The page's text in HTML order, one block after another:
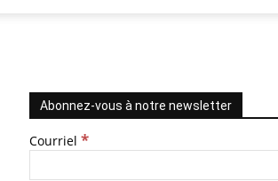
Abonnez-vous à notre newsletter
Courriel *